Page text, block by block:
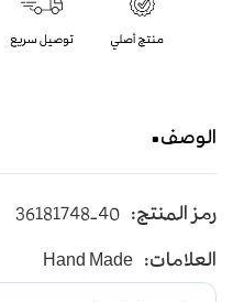
الوصف
يأتي بأرضية متوسطة
و طبقة اسفنجية عالية
ومقاومة الإنزلاق و التآكل
رمز المنتج: 36181748-40
العلامات: Hand Made